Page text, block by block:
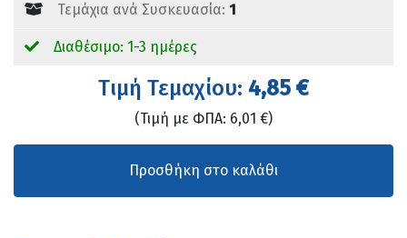
Τεμάχια ανά Συσκευασία: 1
Διαθέσιμο: 1-3 ημέρες
Tιμή Τεμαχίου: 4,85 €
(Τιμή με ΦΠΑ: 6,01 €)